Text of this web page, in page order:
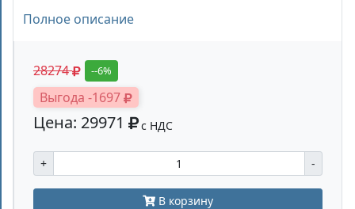
Полное описание
28274 --6%
Выгода -1697
Цена: 29971 с НДС
+ -
В корзину